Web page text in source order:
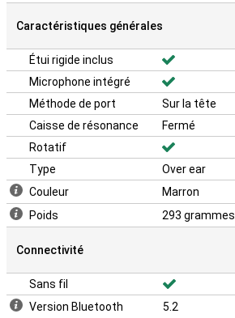
Caractéristiques générales
Étui rigide inclus
Microphone intégré
Méthode de port
Sur la tête
Caisse de résonance
Fermé
Rotatif
Type
Over ear
Couleur
Marron
Poids
293 grammes
Connectivité
Sans fil
Version Bluetooth
5.2